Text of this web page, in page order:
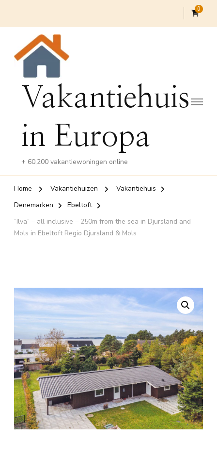
0
Vakantiehuis
in Europa
+ 60,200 vakantiewoningen online
Home Vakantiehuizen
Vakantiehuis
Denemarken
Ebeltoft
“Ilva” – all inclusive – 250m from the sea in Djursland and
Mols in Ebeltoft Regio Djursland & Mols